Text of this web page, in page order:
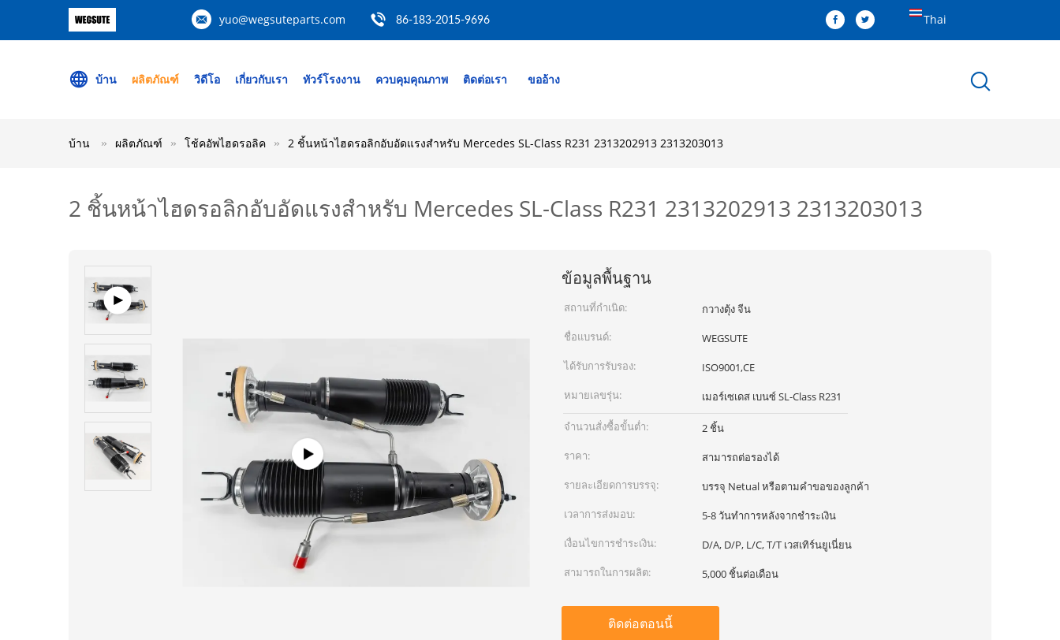
yuo@wegsuteparts.com 86-183-2015-9696 Thai
บ้าน ผลิตภัณฑ์ วิดีโอ เกี่ยวกับเรา ทัวร์โรงงาน ควบคุมคุณภาพ ติดต่อเรา ขออ้าง
บ้าน ผลิตภัณฑ์ โช้คอัพไฮดรอลิค 2 ชิ้นหน้าไฮดรอลิกอับอัดแรงสําหรับ Mercedes SL-Class R231 2313202913 2313203013
2 ชิ้นหน้าไฮดรอลิกอับอัดแรงสําหรับ Mercedes SL-Class R231 2313202913 2313203013
ข้อมูลพื้นฐาน
สถานที่กำเนิด:
กวางตุ้ง จีน
ชื่อแบรนด์:
WEGSUTE
ได้รับการรับรอง:
ISO9001,CE
หมายเลขรุ่น:
เมอร์เซเดส เบนซ์ SL-Class R231
จำนวนสั่งซื้อขั้นต่ำ:
2 ชิ้น
ราคา:
สามารถต่อรองได้
รายละเอียดการบรรจุ:
บรรจุ Netual หรือตามคำขอของลูกค้า
เวลาการส่งมอบ:
5-8 วันทำการหลังจากชำระเงิน
เงื่อนไขการชำระเงิน:
D/A, D/P, L/C, T/T เวสเทิร์นยูเนี่ยน
สามารถในการผลิต:
5,000 ชิ้นต่อเดือน
ติดต่อตอนนี้